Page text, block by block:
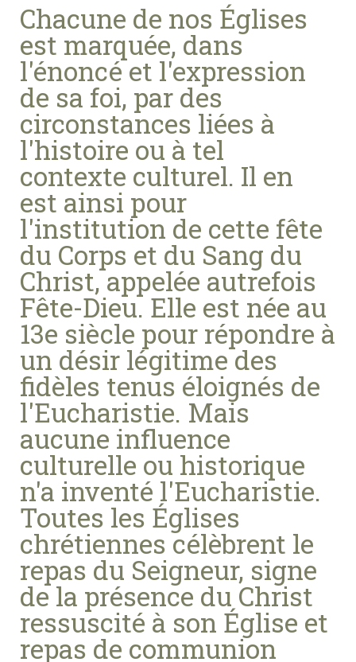
Chacune de nos Églises
est marquée, dans
l'énoncé et l'expression
de sa foi, par des
circonstances liées à
l'histoire ou à tel
contexte culturel. Il en
est ainsi pour
l'institution de cette fête
du Corps et du Sang du
Christ, appelée autrefois
Fête-Dieu. Elle est née au
13e siècle pour répondre à
un désir légitime des
fidèles tenus éloignés de
l'Eucharistie. Mais
aucune influence
culturelle ou historique
n'a inventé l'Eucharistie.
Toutes les Églises
chrétiennes célèbrent le
repas du Seigneur, signe
de la présence du Christ
ressuscité à son Église et
repas de communion